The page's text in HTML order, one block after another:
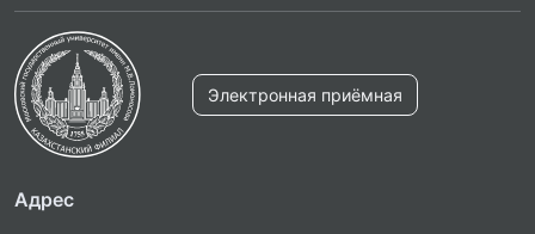
Электронная приёмная
Адрес